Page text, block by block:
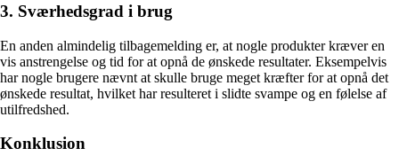
3. Sværhedsgrad i brug
En anden almindelig tilbagemelding er, at nogle produkter kræver en
vis anstrengelse og tid for at opnå de ønskede resultater. Eksempelvis
har nogle brugere nævnt at skulle bruge meget kræfter for at opnå det
ønskede resultat, hvilket har resulteret i slidte svampe og en følelse af
utilfredshed.
Konklusion